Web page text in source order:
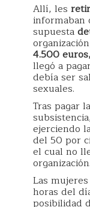
Allí, les
informaban
supuesta
4.500 euros,
llegó a
debía ser
sexuales.
Tras pagar
ejerciendo
del 50 por
el cual no
organización.
Las
horas del
posibilidad